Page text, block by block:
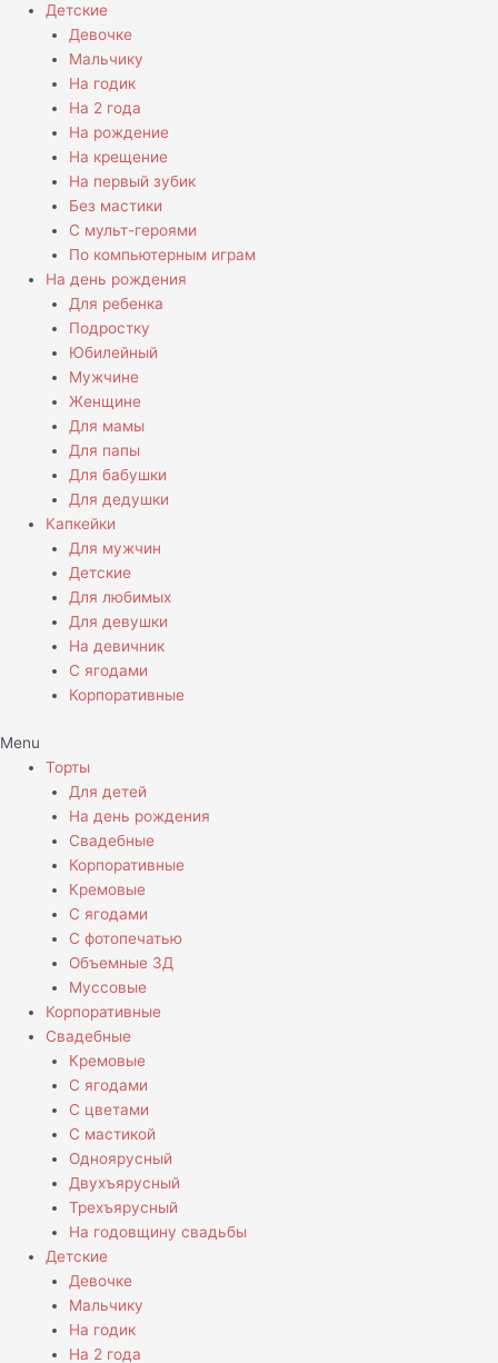
Детские
Девочке
Мальчику
На годик
На 2 года
На рождение
На крещение
На первый зубик
Без мастики
С мульт-героями
По компьютерным играм
На день рождения
Для ребенка
Подростку
Юбилейный
Мужчине
Женщине
Для мамы
Для папы
Для бабушки
Для дедушки
Капкейки
Для мужчин
Детские
Для любимых
Для девушки
На девичник
С ягодами
Корпоративные
Menu
Торты
Для детей
На день рождения
Свадебные
Корпоративные
Кремовые
С ягодами
С фотопечатью
Объемные 3Д
Муссовые
Корпоративные
Свадебные
Кремовые
С ягодами
С цветами
С мастикой
Одноярусный
Двухъярусный
Трехъярусный
На годовщину свадьбы
Детские
Девочке
Мальчику
На годик
На 2 года